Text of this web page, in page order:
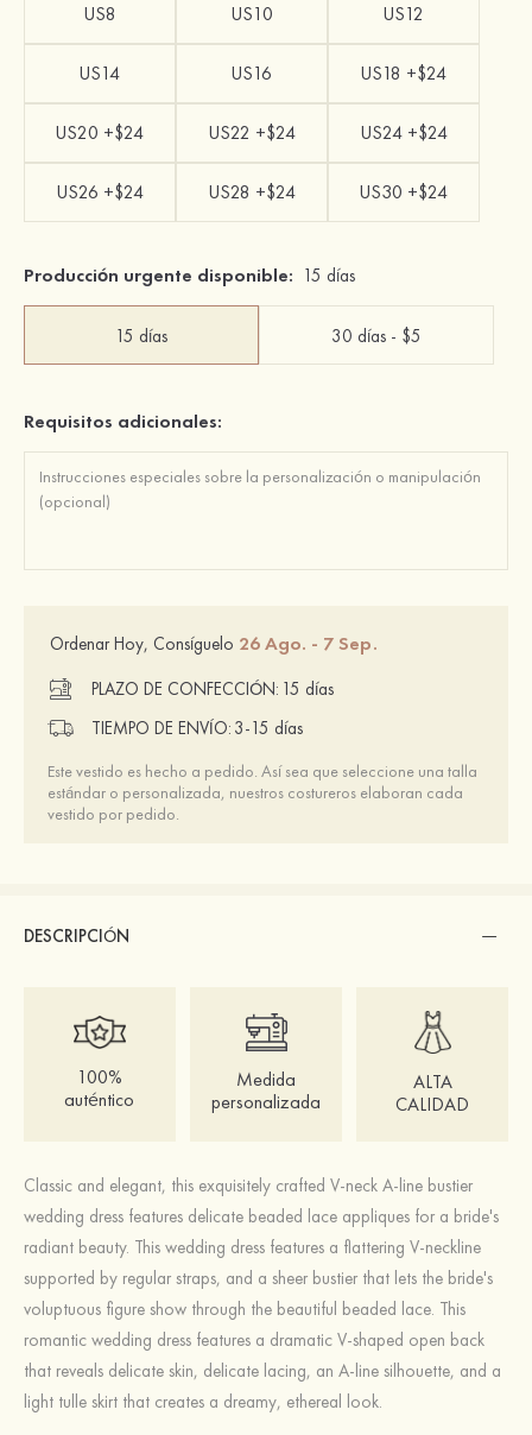
US8 US10 US12
US14 US16 US18 +$24
US20 +$24 US22 +$24 US24 +$24
US26 +$24 US28 +$24 US30 +$24
Producción urgente disponible: 15 días
15 días 30 días - $5
Requisitos adicionales:
Ordenar Hoy, Consíguelo 26 Ago. - 7 Sep.
PLAZO DE CONFECCIÓN: 15 días
TIEMPO DE ENVÍO: 3-15 días
Este vestido es hecho a pedido. Así sea que seleccione una talla
estándar o personalizada, nuestros costureros elaboran cada
vestido por pedido.
DESCRIPCIÓN
100%
auténtico
Medida
personalizada
ALTA
CALIDAD
Classic and elegant, this exquisitely crafted V-neck A-line bustier
wedding dress features delicate beaded lace appliques for a bride's
radiant beauty. This wedding dress features a flattering V-neckline
supported by regular straps, and a sheer bustier that lets the bride's
voluptuous figure show through the beautiful beaded lace. This
romantic wedding dress features a dramatic V-shaped open back
that reveals delicate skin, delicate lacing, an A-line silhouette, and a
light tulle skirt that creates a dreamy, ethereal look.